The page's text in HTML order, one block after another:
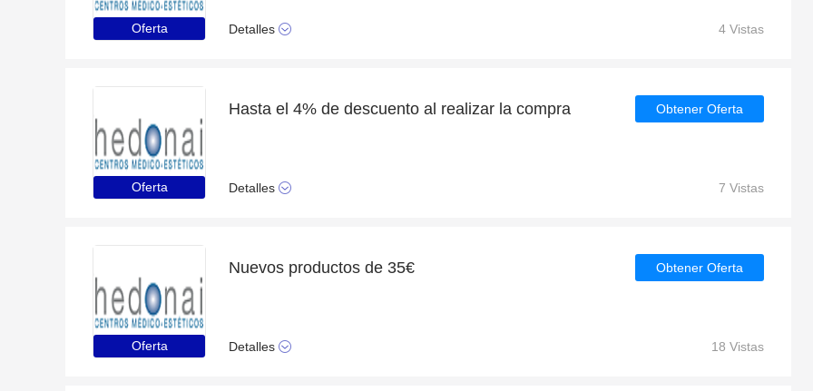
Oferta Detalles 4 Vistas
Oferta
Hasta el 4% de descuento al realizar la compra
Detalles
Obtener Oferta
7 Vistas
Oferta
Nuevos productos de 35€
Detalles
Obtener Oferta
18 Vistas